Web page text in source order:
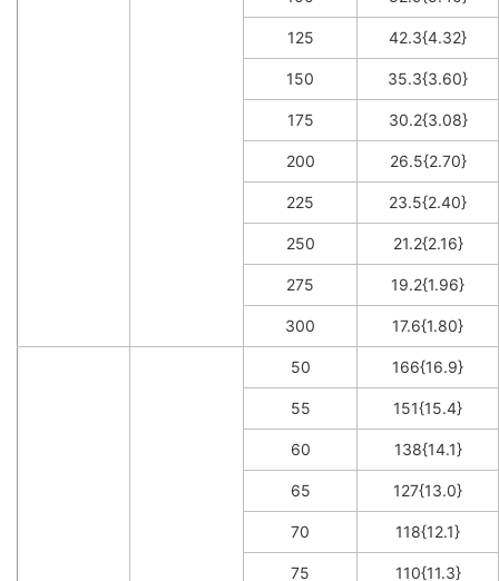
125 42.3{4.32}
150 35.3{3.60}
175 30.2{3.08}
200 26.5{2.70}
225 23.5{2.40}
250 21.2{2.16}
275 19.2{1.96}
300 17.6{1.80}
50 166{16.9}
55 151{15.4}
60 138{14.1}
65 127{13.0}
70 118{12.1}
75 110{11.3}